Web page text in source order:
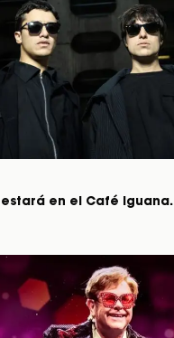
estará en el Café Iguana.